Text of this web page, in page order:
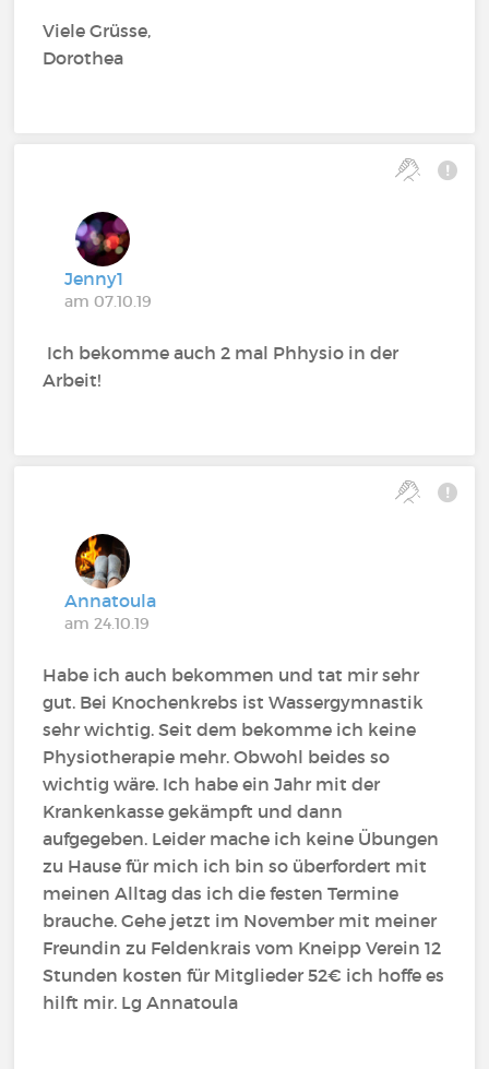
Viele Grüsse,
Dorothea
Jenny1
am 07.10.19
Ich bekomme auch 2 mal Phhysio in der
Arbeit!
Annatoula
am 24.10.19
Habe ich auch bekommen und tat mir sehr
gut. Bei Knochenkrebs ist Wassergymnastik
sehr wichtig. Seit dem bekomme ich keine
Physiotherapie mehr. Obwohl beides so
wichtig wäre. Ich habe ein Jahr mit der
Krankenkasse gekämpft und dann
aufgegeben. Leider mache ich keine Übungen
zu Hause für mich ich bin so überfordert mit
meinen Alltag das ich die festen Termine
brauche. Gehe jetzt im November mit meiner
Freundin zu Feldenkrais vom Kneipp Verein 12
Stunden kosten für Mitglieder 52€ ich hoffe es
hilft mir. Lg Annatoula